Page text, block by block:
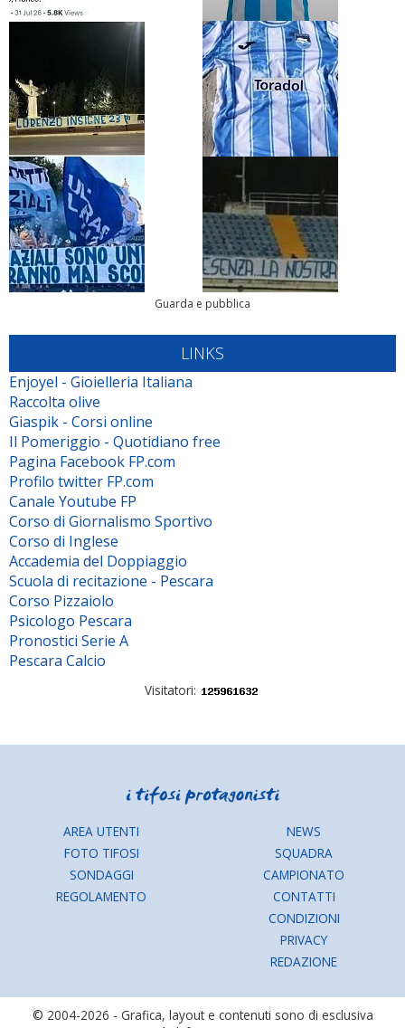
Guarda e pubblica
LINKS
Enjoyel - Gioielleria Italiana
Raccolta olive
Giaspik - Corsi online
Il Pomeriggio - Quotidiano free
Pagina Facebook FP.com
Profilo twitter FP.com
Canale Youtube FP
Corso di Giornalismo Sportivo
Corso di Inglese
Accademia del Doppiaggio
Scuola di recitazione - Pescara
Corso Pizzaiolo
Psicologo Pescara
Pronostici Serie A
Pescara Calcio
Visitatori:
AREA UTENTI
FOTO TIFOSI
SONDAGGI
REGOLAMENTO
NEWS
SQUADRA
CAMPIONATO
CONTATTI
CONDIZIONI
PRIVACY
REDAZIONE
© 2004-2026 - Grafica, layout e contenuti sono di esclusiva